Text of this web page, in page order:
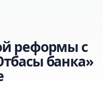
реформы с
банка»